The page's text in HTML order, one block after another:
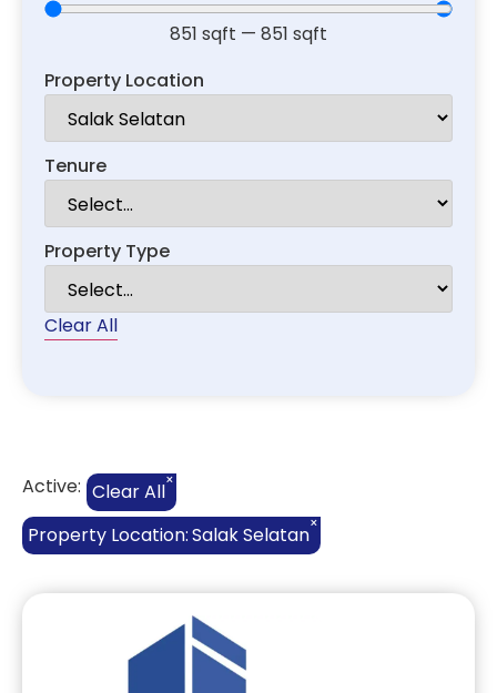
851 sqft — 851 sqft
Property Location
Tenure
Property Type
Clear All
Active: Clear All×
Property Location:Salak Selatan×